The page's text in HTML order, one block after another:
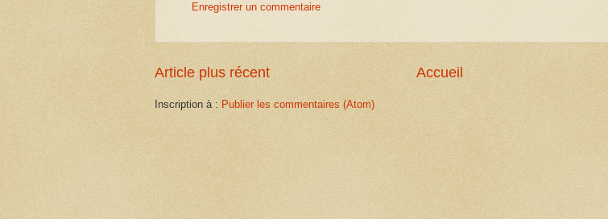
Enregistrer un commentaire
Article plus récent Accueil
Inscription à : Publier les commentaires (Atom)